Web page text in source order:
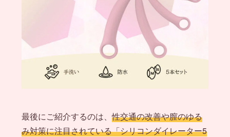
最後にご紹介するのは、性交通の改善や膣のゆる
み対策に注目されている「シリコンダイレーター5